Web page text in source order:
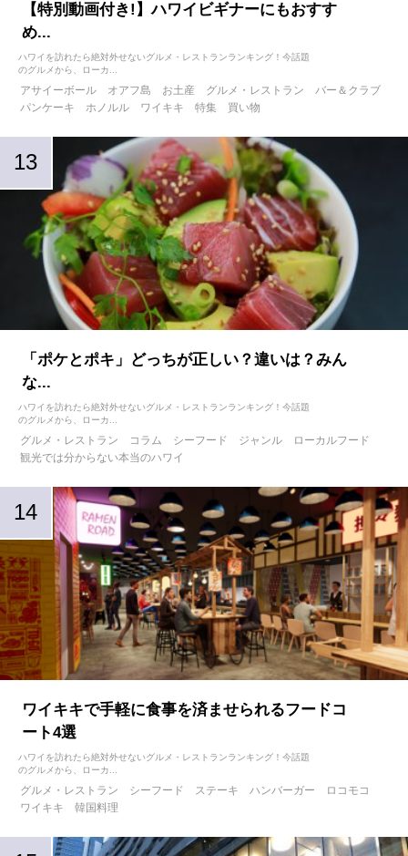
【特別動画付き!】ハワイビギナーにもおすす
め...
ハワイを訪れたら絶対外せないグルメ・レストランランキング！今話題
のグルメから、ローカ...
アサイーボール オアフ島 お土産 グルメ・レストラン
バー＆クラブ
パンケーキ
ホノルル ワイキキ 特集 買い物
「ポケとポキ」どっちが正しい？違いは？みん
な...
ハワイを訪れたら絶対外せないグルメ・レストランランキング！今話題
のグルメから、ローカ...
グルメ・レストラン コラム シーフード ジャンル
ローカルフード
観光では分からない本当のハワイ
ワイキキで手軽に食事を済ませられるフードコ
ート4選
ハワイを訪れたら絶対外せないグルメ・レストランランキング！今話題
のグルメから、ローカ...
グルメ・レストラン シーフード ステーキ ハンバーガー
ロコモコ
ワイキキ
韓国料理